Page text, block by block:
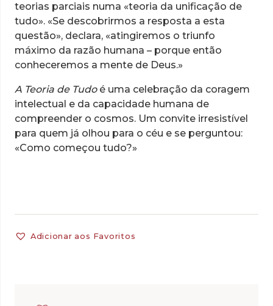
teorias parciais numa «teoria da unificação de
tudo». «Se descobrirmos a resposta a esta
questão», declara, «atingiremos o triunfo
máximo da razão humana – porque então
conheceremos a mente de Deus.»
A Teoria de Tudoé uma celebração da coragem
intelectual e da capacidade humana de
compreender o cosmos. Um convite irresistível
para quem já olhou para o céu e se perguntou:
«Como começou tudo?»
Adicionar aos Favoritos